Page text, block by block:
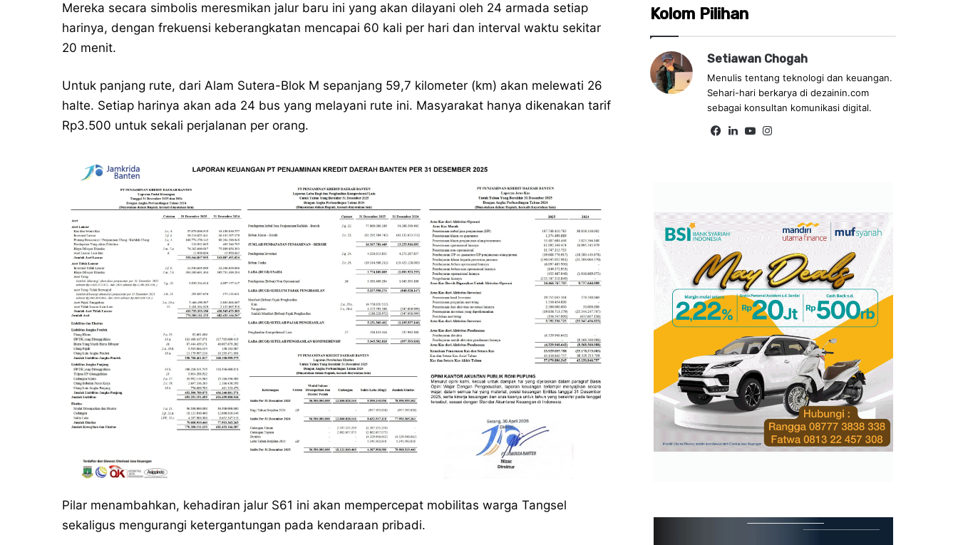
Mereka secara simbolis meresmikan jalur baru ini yang akan dilayani oleh 24 armada setiap
harinya, dengan frekuensi keberangkatan mencapai 60 kali per hari dan interval waktu sekitar
20 menit.
Untuk panjang rute, dari Alam Sutera-Blok M sepanjang 59,7 kilometer (km) akan melewati 26
halte. Setiap harinya akan ada 24 bus yang melayani rute ini. Masyarakat hanya dikenakan tarif
Rp3.500 untuk sekali perjalanan per orang.
Pilar menambahkan, kehadiran jalur S61 ini akan mempercepat mobilitas warga Tangsel
sekaligus mengurangi ketergantungan pada kendaraan pribadi.
Kolom Pilihan
Setiawan Chogah
Menulis tentang teknologi dan keuangan.
Sehari-hari berkarya di dezainin.com
sebagai konsultan komunikasi digital.
Fa Lin Yo